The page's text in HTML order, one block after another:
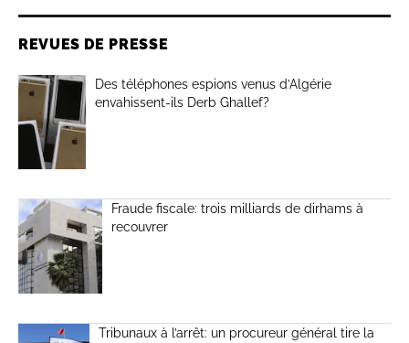
REVUES DE PRESSE
Des téléphones espions venus d’Algérie
envahissent-ils Derb Ghallef?
Fraude fiscale: trois milliards de dirhams à
recouvrer
Tribunaux à l’arrêt: un procureur général tire la